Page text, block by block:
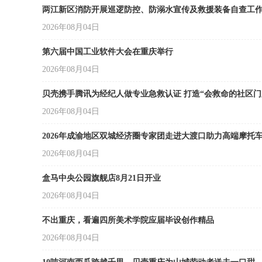
客
两江新区消防开展巡逻防控、防溺水宣传及救援装备自查工
2026年08月04日
第六届中国工业软件大会在重庆举行
2026年08月04日
贝壳携手腾讯为经纪人做专业急救认证 打造“会救命的社区
2026年08月04日
2026年成渝地区双城经济圈专家团走进大渡口助力高端摩托
2026年08月04日
盒马中央公园旗舰店8月21日开业
2026年08月04日
不出重庆，看遍四所美术学院应届毕设创作精品
2026年08月04日